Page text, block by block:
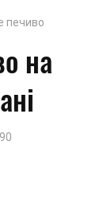
печиво
на
90